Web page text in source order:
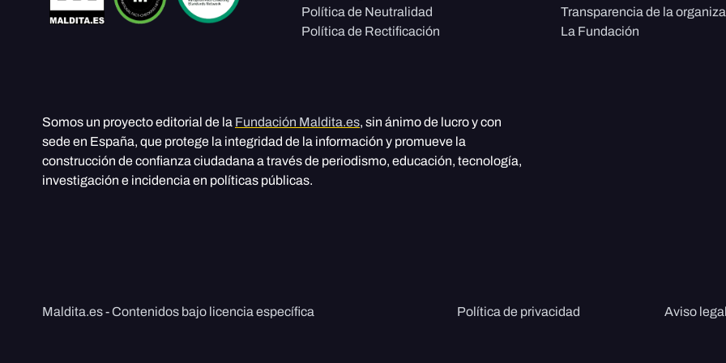
Política de Neutralidad
Política de Rectificación
Transparencia de la
La Fundación
Somos un proyecto editorial de la Fundación Maldita.es, sin ánimo de lucro y con
sede en España, que protege la integridad de la información y promueve la
construcción de confianza ciudadana a través de periodismo, educación, tecnología,
investigación e incidencia en políticas públicas.
Maldita.es - Contenidos bajo licencia específica Política de privacidad Aviso legal